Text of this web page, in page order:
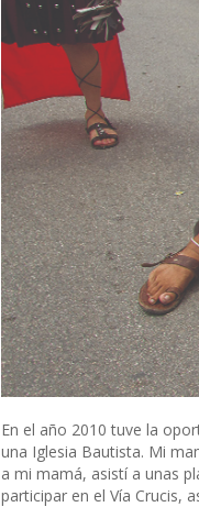
En el año 2010 tuve la
una Iglesia Bautista. Mi
a mi mamá, asistí a unas
participar en el Vía Crucis,